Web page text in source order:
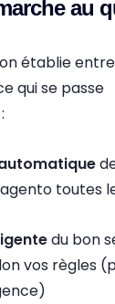
au
établie
qui se passe
toutes
du bon
vos règles